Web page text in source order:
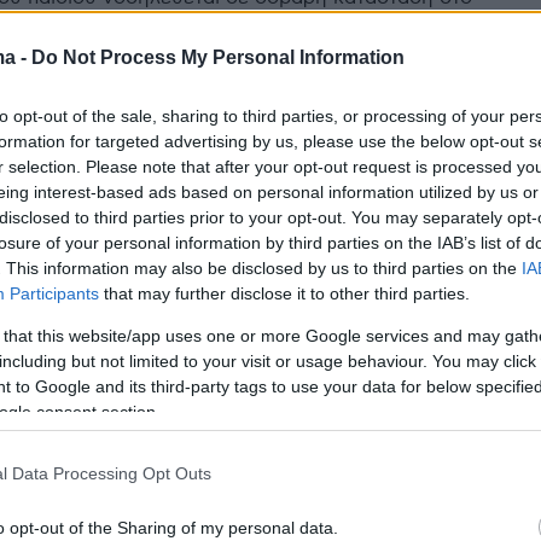
- Do Not Process My Personal Information
opt-out of the sale, sharing to third parties, or processing of your
for targeted advertising by us, please use the below opt-out
selection. Please note that after your opt-out request is processed
interest-based ads based on personal information utilized by us
to third parties prior to your opt-out. You may separately
of your personal information by third parties on the IAB’s list of
This information may also be disclosed by us to third parties on the
Participants that may further disclose it to other third parties.
that this website/app uses one or more Google services and may
but not limited to your visit or usage behaviour. You may
to Google and its third-party tags to use your data for below
consent section.
Data Processing Opt Outs
opt-out of the Sharing of my personal data.
Νοσοκομείο την προηγούμενη εβδομάδα
ώρες νεκρό το 3χρονο στην
πριν μεταφερθεί στο
στον εισαγγελέα σήμερα η
του
πέθανε από πολυοργανική ανεπάρκεια,
σοβαρού και παρατεταμένου υποσιτισμού
7
ανακοπή από ασιτία η αιτία
του 3χρονου στην